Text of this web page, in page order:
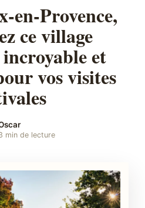
en-Provence,
ce village
et
vos visites
min de lecture